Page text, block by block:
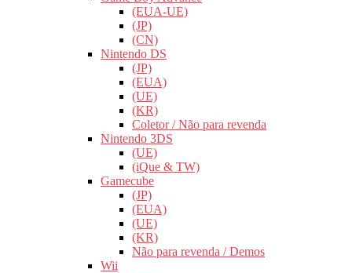
(EUA-UE)
(JP)
(CN)
Nintendo DS
(JP)
(EUA)
(UE)
(KR)
Coletor / Não para revenda
Nintendo 3DS
(UE)
(iQue & TW)
Gamecube
(JP)
(EUA)
(UE)
(KR)
Não para revenda / Demos
Wii